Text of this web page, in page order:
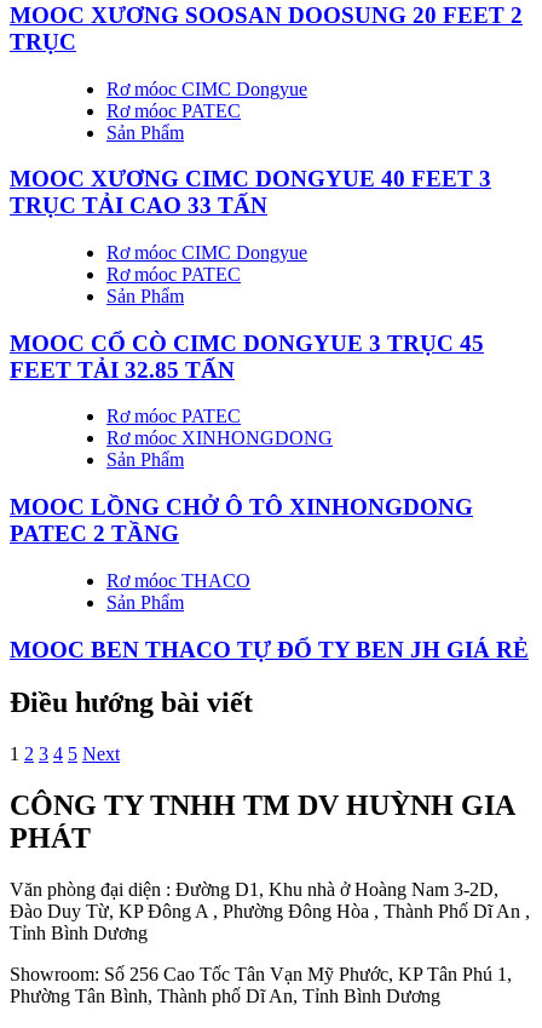
MOOC XƯƠNG SOOSAN DOOSUNG 20 FEET 2
TRỤC
Rơ móoc CIMC Dongyue
Rơ móoc PATEC
Sản Phẩm
MOOC XƯƠNG CIMC DONGYUE 40 FEET 3
TRỤC TẢI CAO 33 TẤN
Rơ móoc CIMC Dongyue
Rơ móoc PATEC
Sản Phẩm
MOOC CỔ CÒ CIMC DONGYUE 3 TRỤC 45
FEET TẢI 32.85 TẤN
Rơ móoc PATEC
Rơ móoc XINHONGDONG
Sản Phẩm
MOOC LỒNG CHỞ Ô TÔ XINHONGDONG
PATEC 2 TẦNG
Rơ móoc THACO
Sản Phẩm
MOOC BEN THACO TỰ ĐỔ TY BEN JH GIÁ RẺ
Điều hướng bài viết
1 2 3 4 5 Next
CÔNG TY TNHH TM DV HUỲNH GIA
PHÁT
Văn phòng đại diện : Đường D1, Khu nhà ở Hoàng Nam 3-2D,
Đào Duy Từ, KP Đông A , Phường Đông Hòa , Thành Phố Dĩ An ,
Tỉnh Bình Dương
Showroom: Số 256 Cao Tốc Tân Vạn Mỹ Phước, KP Tân Phú 1,
Phường Tân Bình, Thành phố Dĩ An, Tỉnh Bình Dương